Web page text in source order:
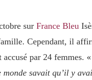
sur France Bleu
Cependant, il
par 24 femmes. «
monde savait qu’il y